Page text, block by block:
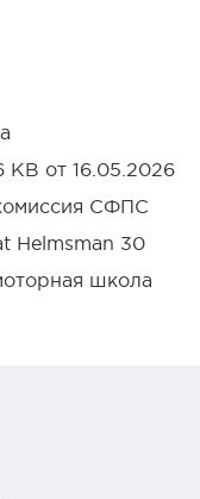
КВ от 16.05.2026
СФПС
Helmsman 30
школа